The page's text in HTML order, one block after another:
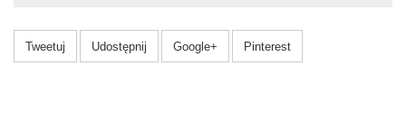
Tweetuj Udostępnij Google+ Pinterest